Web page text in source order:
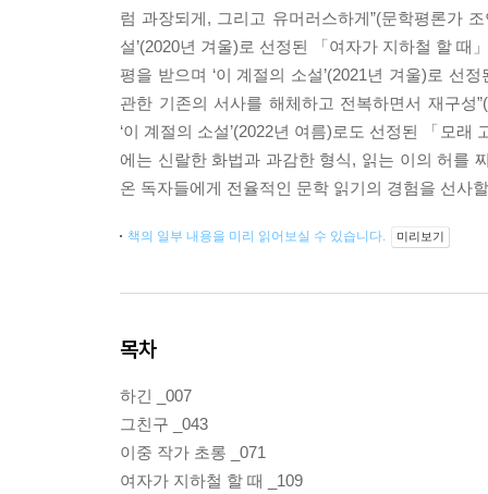
럼 과장되게, 그리고 유머러스하게”(문학평론가
설’(2020년 겨울)로 선정된 「여자가 지하철 할 때
평을 받으며 ‘이 계절의 소설’(2021년 겨울)로 선
관한 기존의 서사를 해체하고 전복하면서 재구성
‘이 계절의 소설’(2022년 여름)로도 선정된 「모
에는 신랄한 화법과 과감한 형식, 읽는 이의 허를
온 독자들에게 전율적인 문학 읽기의 경험을 선사
책의 일부 내용을 미리 읽어보실 수 있습니다. 미리보기
목차
하긴 _007
그친구 _043
이중 작가 초롱 _071
여자가 지하철 할 때 _109